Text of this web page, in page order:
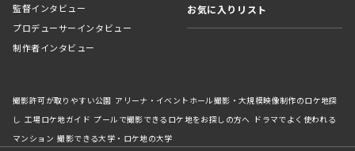
監督インタビュー
プロデューサーインタビュー
制作者インタビュー
お気に入りリスト
撮影許可が取りやすい公園 アリーナ・イベントホール撮影・大規模映像制作のロケ地探
し 工場ロケ地ガイド プールで撮影できるロケ地をお探しの方へ ドラマでよく使われる
マンション 撮影できる大学・ロケ地の大学